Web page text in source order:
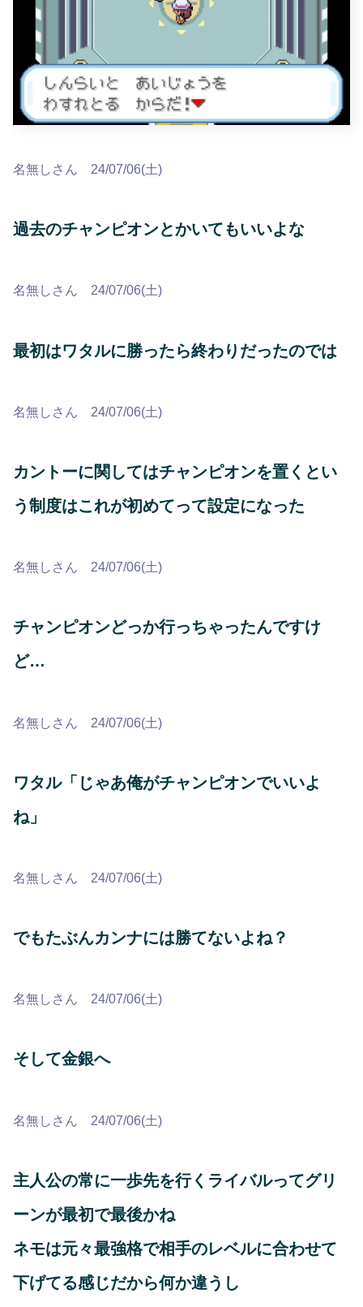
名無しさん 24/07/06(土)
過去のチャンピオンとかいてもいいよな
名無しさん 24/07/06(土)
最初はワタルに勝ったら終わりだったのでは
名無しさん 24/07/06(土)
カントーに関してはチャンピオンを置くとい
う制度はこれが初めてって設定になった
名無しさん 24/07/06(土)
チャンピオンどっか行っちゃったんですけ
ど…
名無しさん 24/07/06(土)
ワタル「じゃあ俺がチャンピオンでいいよ
ね」
名無しさん 24/07/06(土)
でもたぶんカンナには勝てないよね？
名無しさん 24/07/06(土)
そして金銀へ
名無しさん 24/07/06(土)
主人公の常に一歩先を行くライバルってグリ
ーンが最初で最後かね
ネモは元々最強格で相手のレベルに合わせて
下げてる感じだから何か違うし